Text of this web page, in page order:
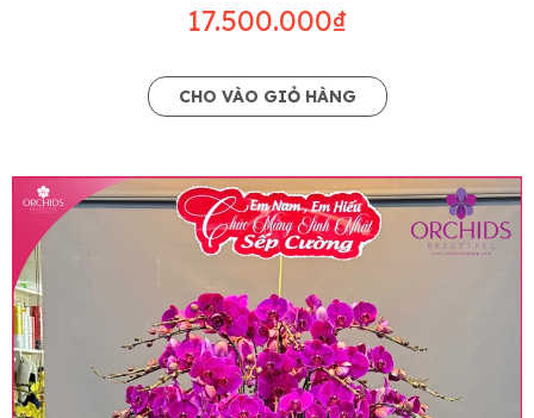
17.500.000₫
CHO VÀO GIỎ HÀNG